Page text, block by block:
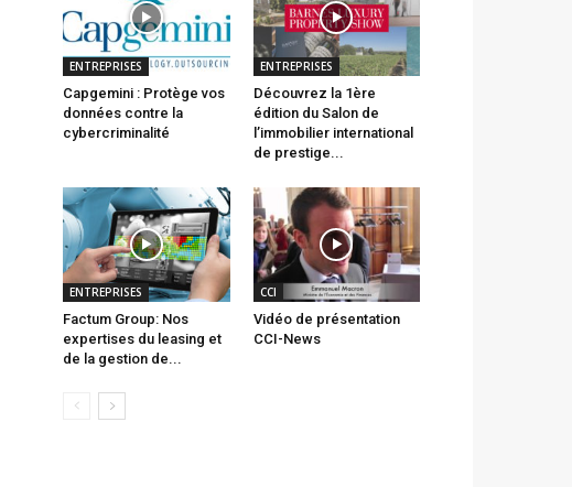
ENTREPRISES
Capgemini : Protège vos
données contre la
cybercriminalité
ENTREPRISES
Découvrez la 1ère
édition du Salon de
l’immobilier international
de prestige...
ENTREPRISES
Factum Group: Nos
expertises du leasing et
de la gestion de...
CCI
Vidéo de présentation
CCI-News